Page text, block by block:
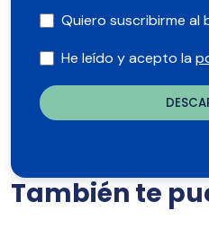
Quiero suscribirme al
He leído y acepto la
También te